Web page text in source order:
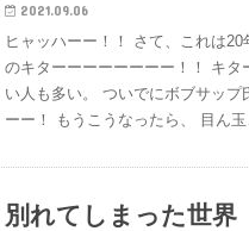
2021.09.06
ヒャッハーー！！ さて、これは
のキターーーーーーーー！！ キ
い人も多い。 ついでにボブサッ
ーー！ もうこうなったら、 目ん玉
別れてしまった世